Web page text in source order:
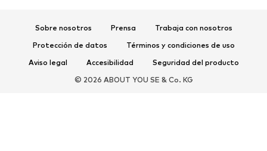
Complementos deportivos
COMPLEMENTOS
Sobre nosotros Prensa
Trabaja con nosotros
Protección de datos
Términos y condiciones de uso
Aviso legal
Accesibilidad
Seguridad del producto
© 2026 ABOUT YOU SE & Co. KG